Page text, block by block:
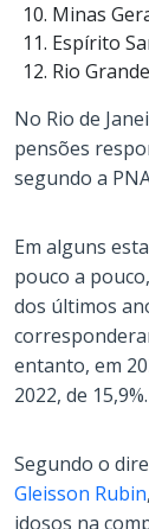
Minas
Espírito
Rio
No Rio de
pensões
segundo a
Em alguns
pouco a
dos últimos
entanto, em
2022, de 15,9%.
Segundo o
Gleisson Rubin
idosos na